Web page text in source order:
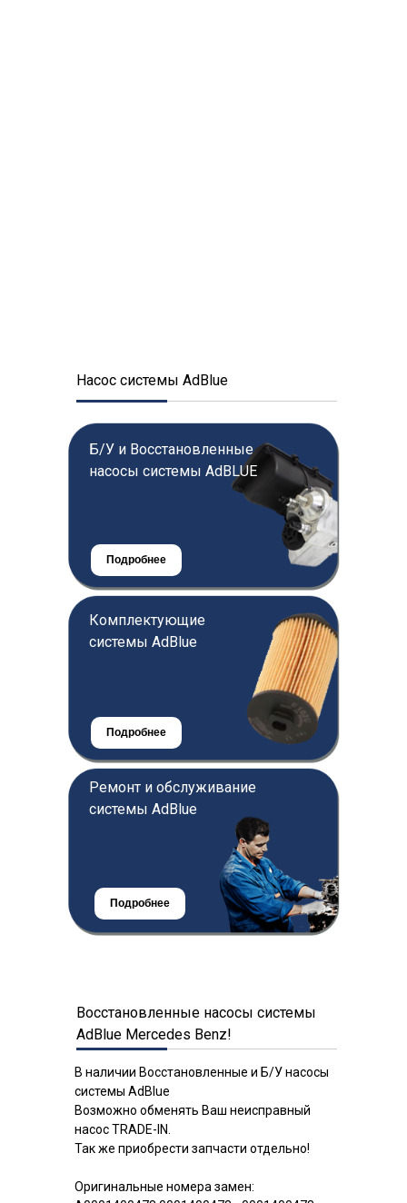
Насос системы AdBlue
Подробнее
Подробнее
Подробнее
Б/У и Восстановленные
насосы системы AdBLUE
Подробнее
Подробнее
Подробнее
Комплектующие
системы AdBlue
Ремонт и обслуживание
системы AdBlue
В наличии Восстановленные и Б/У насосы
системы AdBlue
Возможно обменять Ваш неисправный
насос TRADE-IN.
Так же приобрести запчасти отдельно!
Оригинальные номера замен:
Восстановленные насосы системы
AdBlue Mercedes Benz!